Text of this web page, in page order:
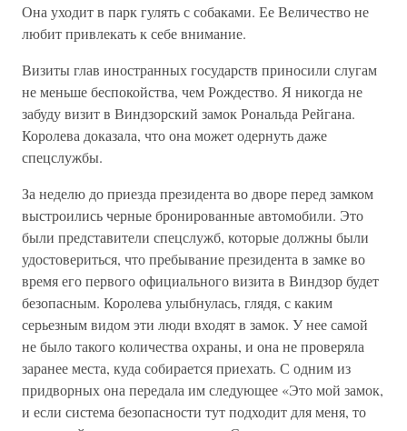
Она уходит в парк гулять с собаками. Ее Величество не
любит привлекать к себе внимание.
Визиты глав иностранных государств приносили слугам
не меньше беспокойства, чем Рождество. Я никогда не
забуду визит в Виндзорский замок Рональда Рейгана.
Королева доказала, что она может одернуть даже
спецслужбы.
За неделю до приезда президента во дворе перед замком
выстроились черные бронированные автомобили. Это
были представители спецслужб, которые должны были
удостовериться, что пребывание президента в замке во
время его первого официального визита в Виндзор будет
безопасным. Королева улыбнулась, глядя, с каким
серьезным видом эти люди входят в замок. У нее самой
не было такого количества охраны, и она не проверяла
заранее места, куда собирается приехать. С одним из
придворных она передала им следующее «Это мой замок,
и если система безопасности тут подходит для меня, то